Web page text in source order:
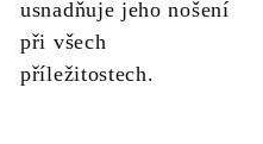
usnadňuje jeho nošení
při všech
příležitostech.